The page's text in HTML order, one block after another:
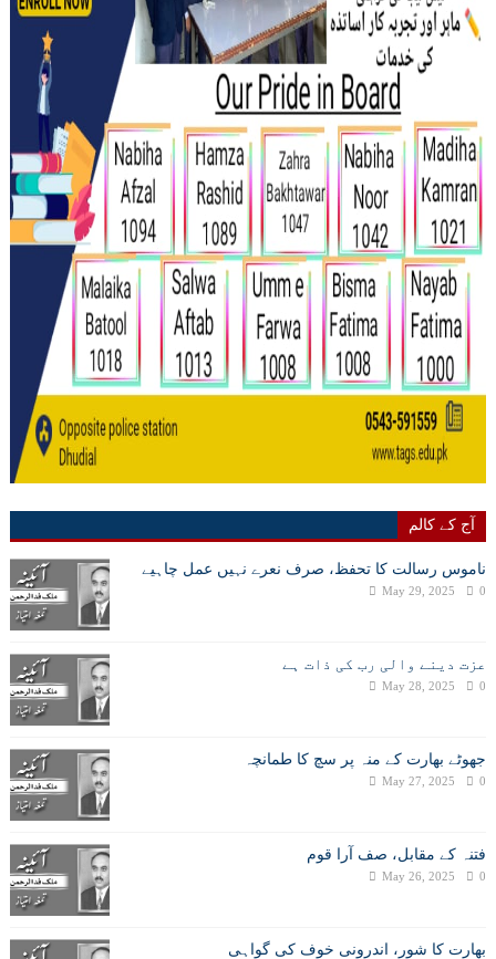
آج کے کالم
ناموس رسالت کا تحفظ، صرف نعرے نہیں عمل چاہیے
May 29, 2025 0
عزت دینے والی رب کی ذات ہے
May 28, 2025 0
جھوٹے بھارت کے منہ پر سچ کا طمانچہ
May 27, 2025 0
فتنہ کے مقابل، صف آرا قوم
May 26, 2025 0
بھارت کا شور، اندرونی خوف کی گواہی